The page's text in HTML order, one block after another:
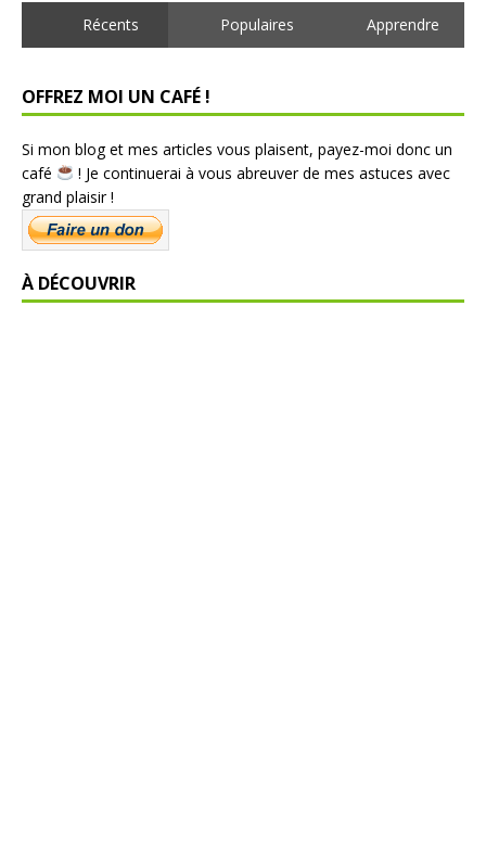
Récents Populaires Apprendre
OFFREZ MOI UN CAFÉ !
Si mon blog et mes articles vous plaisent, payez-moi donc un
café
! Je continuerai à vous abreuver de mes astuces avec
grand plaisir !
À DÉCOUVRIR